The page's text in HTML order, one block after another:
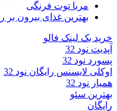
مربا توت فرنگی
بهترین غذای بیرون
خرید بک لینک فالو
آپدیت نود 32
پسورد نود 32
اوکلی لایسنس رایگان نود 32
همیار نود 32
بهترین سئو
رایگان